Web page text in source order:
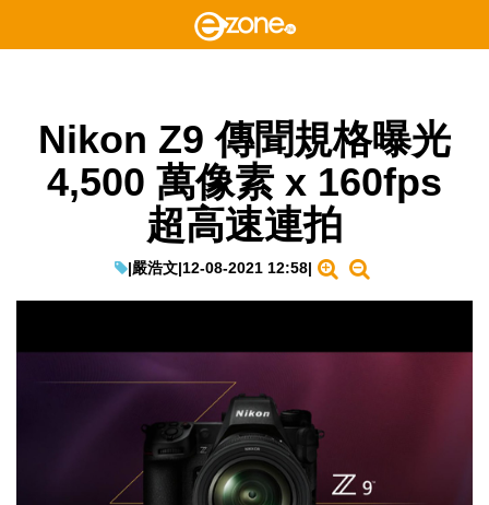
Nikon Z9 傳聞規格曝光
4,500 萬像素 x 160fps
超高速連拍
|嚴浩文|12-08-2021 12:58|